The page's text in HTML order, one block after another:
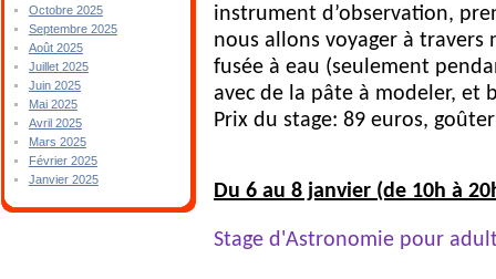
Octobre 2025
Septembre 2025
Août 2025
Juillet 2025
Juin 2025
Mai 2025
Avril 2025
Mars 2025
Février 2025
Janvier 2025
instrument d’observation,
nous allons voyager à
fusée à eau (seulement
avec de la pâte à modeler, et
Prix du stage: 89 euros,
Du 6 au 8 janvier (de 10h à
Stage d'Astronomie pour